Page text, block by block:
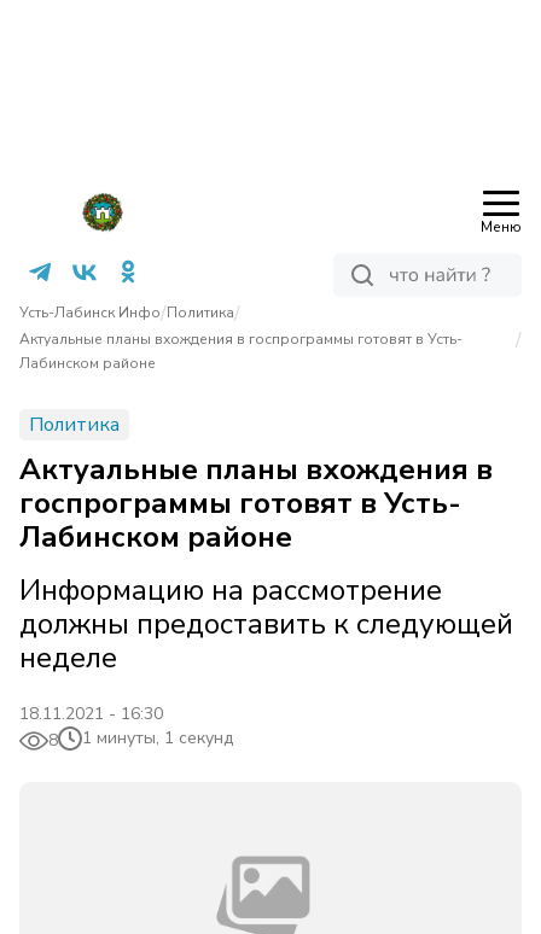
Меню
Усть-Лабинск Инфо/Политика/
Актуальные планы вхождения в госпрограммы готовят в Усть-
Лабинском районе
/
Политика
Актуальные планы вхождения в
госпрограммы готовят в Усть-
Лабинском районе
Информацию на рассмотрение
должны предоставить к следующей
неделе
18.11.2021 - 16:30
8
1 минуты, 1 секунд